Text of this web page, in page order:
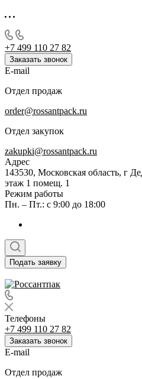
+7 499 110 27 82
Заказать звонок
E-mail
Отдел продаж
order@rossantpack.ru
Отдел закупок
zakupki@rossantpack.ru
Адрес
143530, Московская область, г
этаж 1 помещ. 1
Режим работы
Пн. – Пт.: с 9:00 до 18:00
Подать заявку
Телефоны
+7 499 110 27 82
Заказать звонок
E-mail
Отдел продаж